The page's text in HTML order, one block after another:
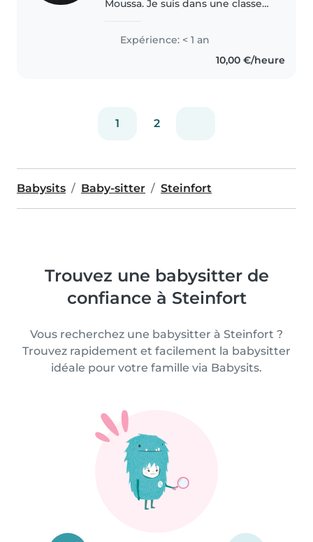
Moussa. Je suis dans une classe
première année. J'ai effectué
plusieurs stages dans des
crèches et des maisons relais. Je..
Expérience: < 1 an
10,00 €/heure
1 2
Babysits Baby-sitter Steinfort
Trouvez une babysitter de
confiance à Steinfort
Vous recherchez une babysitter à Steinfort ?
Trouvez rapidement et facilement la babysitter
idéale pour votre famille via Babysits.